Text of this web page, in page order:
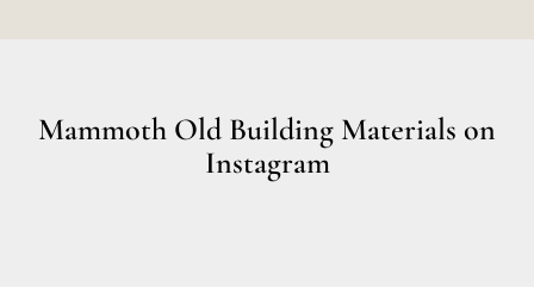
Mammoth Old Building Materials on
Instagram